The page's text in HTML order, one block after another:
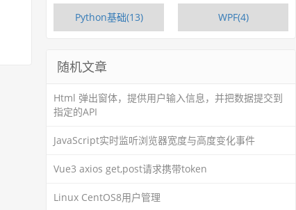
Python基础(13) WPF(4)
随机文章
Html 弹出窗体，提供用户输入信息，并把数据提交到
指定的API
JavaScript实时监听浏览器宽度与高度变化事件
Vue3 axios get,post请求携带token
Linux CentOS8用户管理